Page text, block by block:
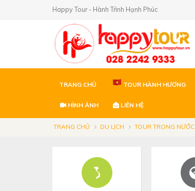
Happy Tour - Hành Trình Hạnh Phúc
TRANG CHỦ TOUR HÀNH HƯƠNG
HÌNH ẢNH LIÊN HỆ
TRANG CHỦ DU LỊCH TOUR TRONG NƯỚC